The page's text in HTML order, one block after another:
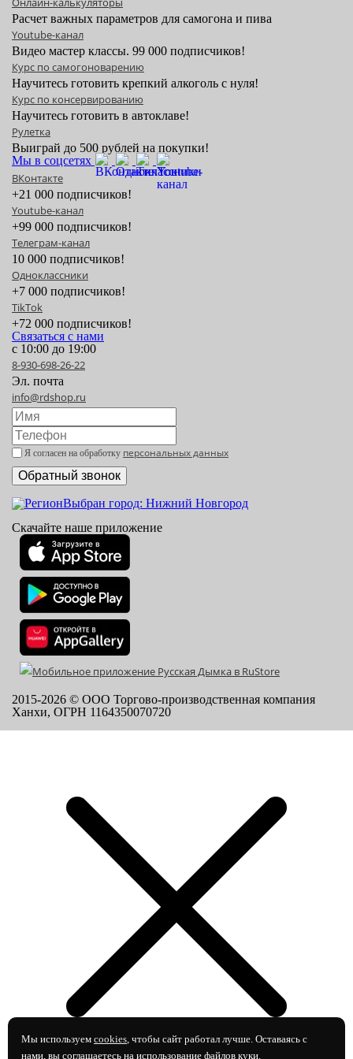
колбасу.
Больше рецептов деликатесов читайте в нашем
Как купить коптильню
Русская Дымка — производитель линейки коптилен
Ханхи. Покупая коптильный аппарат у нас, вы получаете
рекомендуемую розничную цену завода и гарантию.
Оформить заказ на коптильню вы можете на сайте
rdshop.ru, по телефону или в фирменном магазине Русская
Дымка. За консультацией эксперта обращайтесь по
телефону горячей линии
Мы используем cookies, чтобы сайт работал лучше. Оставаясь с
нами, вы соглашаетесь на использование файлов куки.
Расчет важных параметров для самогона и пива
Youtube-канал
Видео мастер классы. 99 000 подписчиков!
Курс по самогоноварению
Научитесь готовить крепкий алкоголь с нуля!
Курс по консервированию
Научитесь готовить в автоклаве!
Рулетка
Выиграй до 500 рублей на покупки!
Мы в соцсетях
ВКонтакте
+21 000 подписчиков!
Youtube-канал
+99 000 подписчиков!
Телеграм-канал
10 000 подписчиков!
Одноклассники
+7 000 подписчиков!
TikTok
+72 000 подписчиков!
Связаться с нами
с 10:00 до 19:00
8-930-698-26-22
Эл. почта
info@rdshop.ru
Я согласен на обработку персональных данных
Выбран город: Нижний Новгород
Скачайте наше приложение
2015-2026 © ООО Торгово-производственная компания
Ханхи, ОГРН 1164350070720